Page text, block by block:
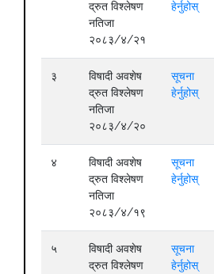
द्रुत विश्लेषण
नतिजा
२०८३/४/२१
हेर्नुहोस्
३
विषादी अवशेष
द्रुत विश्लेषण
नतिजा
२०८३/४/२०
सूचना
हेर्नुहोस्
४
विषादी अवशेष
द्रुत विश्लेषण
नतिजा
२०८३/४/१९
सूचना
हेर्नुहोस्
५
विषादी अवशेष
द्रुत विश्लेषण
सूचना
हेर्नुहोस्